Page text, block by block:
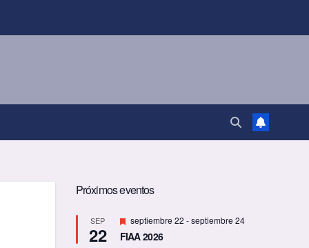
Próximos eventos
SEP
22
D
e
s
septiembre 22 -septiembre 24
FIAA 2026